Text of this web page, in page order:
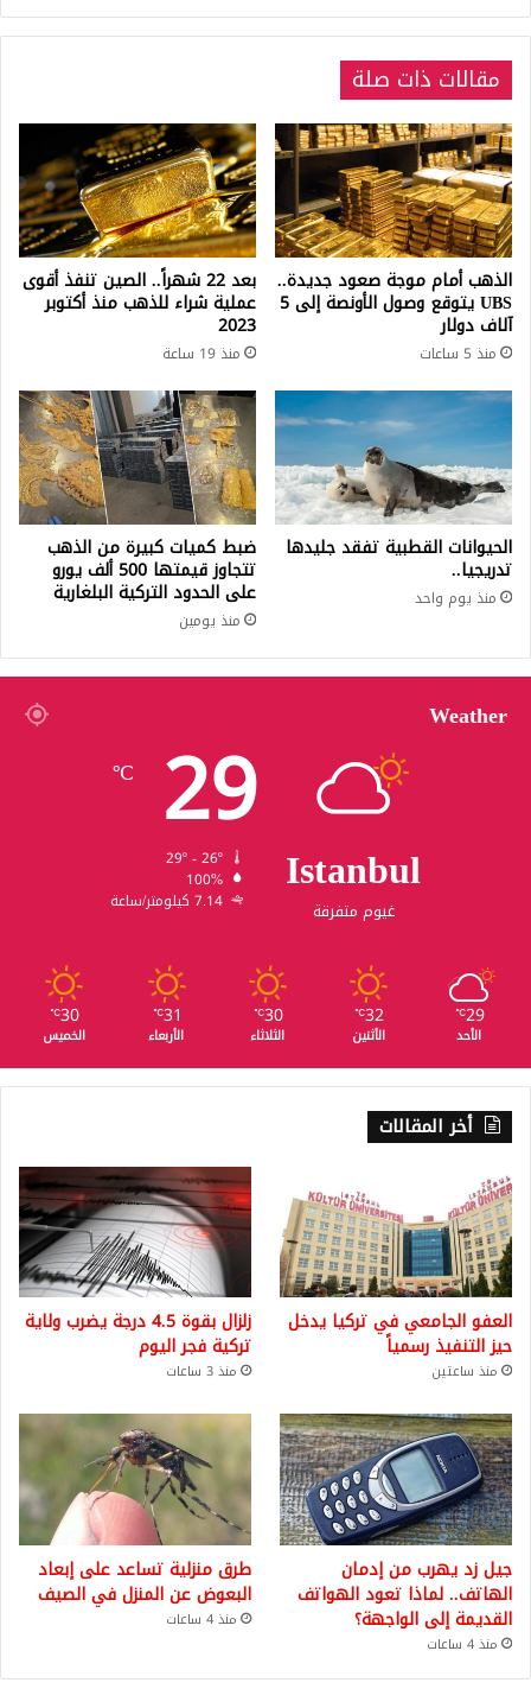
مقالات ذات صلة
الذهب أمام موجة صعود جديدة..
UBS يتوقع وصول الأونصة إلى 5
آلاف دولار
منذ 5 ساعات
بعد 22 شهراً.. الصين تنفذ أقوى
عملية شراء للذهب منذ أكتوبر
2023
منذ 19 ساعة
الحيوانات القطبية تفقد جليدها
تدريجيا..
منذ يوم واحد
ضبط كميات كبيرة من الذهب
تتجاوز قيمتها 500 ألف يورو
على الحدود التركية البلغارية
منذ يومين
Weather
Istanbul
غيوم متفرقة
29
℃
100%
7.14 كيلومتر/ساعة
29
℃
الأحد
32
℃
الأثنين
30
℃
الثلاثاء
31
℃
الأربعاء
30
℃
الخميس
أخر المقالات
العفو الجامعي في تركيا يدخل
حيز التنفيذ رسمياً
منذ ساعتين
زلزال بقوة 4.5 درجة يضرب ولاية
تركية فجر اليوم
منذ 3 ساعات
جيل زد يهرب من إدمان
الهاتف.. لماذا تعود الهواتف
القديمة إلى الواجهة؟
منذ 4 ساعات
طرق منزلية تساعد على إبعاد
البعوض عن المنزل في الصيف
منذ 4 ساعات